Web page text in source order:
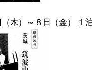
木）～８日（金）